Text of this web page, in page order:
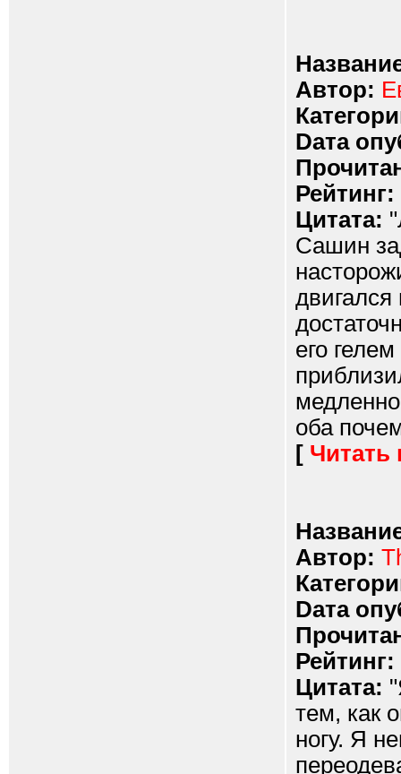
Автор:
Dата
Рейтинг:
Цитата:
Сашин
его
оба
[ Читать
Автор:
Dата
Рейтинг:
Цитата:
тем, как
ногу. Я